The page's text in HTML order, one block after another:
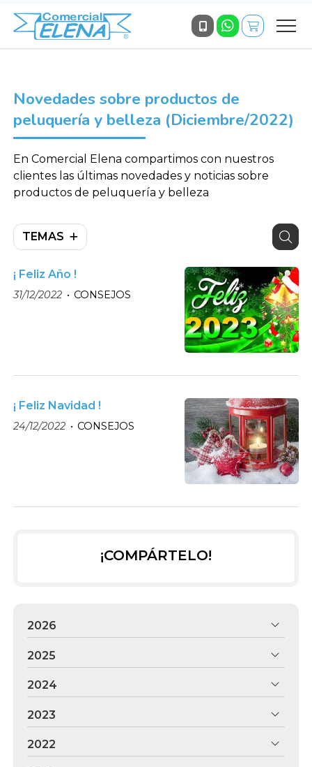
Novedades sobre productos de
peluquería y belleza (Diciembre/2022)
En Comercial Elena compartimos con nuestros
clientes las últimas novedades y noticias sobre
productos de peluquería y belleza
TEMAS
¡ Feliz Año !
31/12/2022 CONSEJOS
¡ Feliz Navidad !
24/12/2022 CONSEJOS
¡COMPÁRTELO!
2026
2025
2024
2023
2022